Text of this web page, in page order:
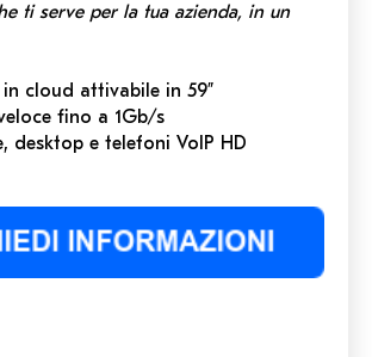
ti serve per la tua azienda, in un
cloud attivabile in 59”
fino a 1Gb/s
desktop e telefoni VoIP HD